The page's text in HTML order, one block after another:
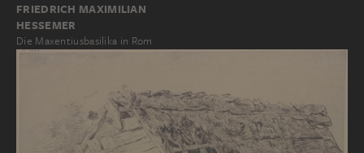
FRIEDRICH MAXIMILIAN
HESSEMER
Die Maxentiusbasilika in Rom